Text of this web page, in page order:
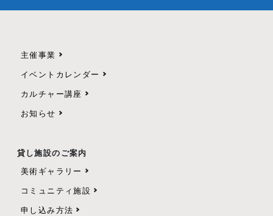
主催事業
イベントカレンダー
カルチャー講座
お知らせ
貸し施設のご案内
美術ギャラリー
コミュニティ施設
申し込み方法